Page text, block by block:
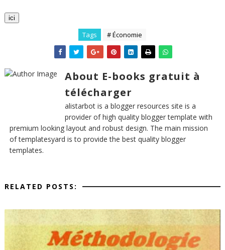
ici
Tags # Économie
About E-books gratuit à
télécharger
alistarbot is a blogger resources site is a
provider of high quality blogger template with
premium looking layout and robust design. The main mission
of templatesyard is to provide the best quality blogger
templates.
RELATED POSTS: